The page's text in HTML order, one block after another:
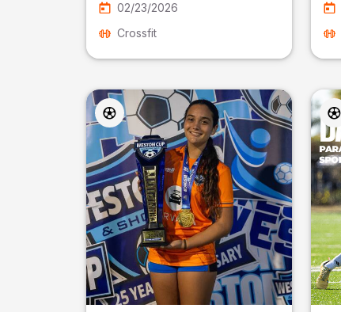
02/23/2026
Crossfit